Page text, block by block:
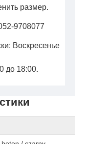
размер.
9708077
Воскресенье
до 18:00.